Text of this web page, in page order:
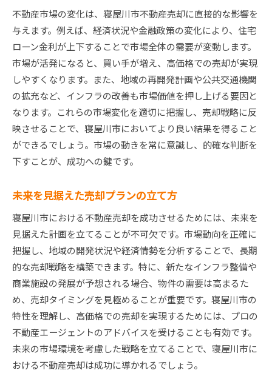
不動産市場の変化は、寝屋川市不動産売却に直接的な影響を
与えます。例えば、経済状況や金融政策の変化により、住宅
ローン金利が上下することで市場全体の需要が変動します。
市場が活発になると、買い手が増え、高価格での売却が実現
しやすくなります。また、地域の再開発計画や公共交通機関
の拡充など、インフラの改善も市場価値を押し上げる要因と
なります。これらの市場変化を適切に把握し、売却戦略に反
映させることで、寝屋川市においてより良い結果を得ること
ができるでしょう。市場の動きを常に意識し、的確な判断を
下すことが、成功への鍵です。
未来を見据えた売却プランの立て方
寝屋川市における不動産売却を成功させるためには、未来を
見据えた計画を立てることが不可欠です。市場動向を正確に
把握し、地域の開発状況や経済情勢を分析することで、長期
的な売却戦略を構築できます。特に、新たなインフラ整備や
商業施設の発展が予想される場合、物件の需要は高まるた
め、売却タイミングを見極めることが重要です。寝屋川市の
特性を理解し、高価格での売却を実現するためには、プロの
不動産エージェントのアドバイスを受けることも有効です。
未来の市場環境を考慮した戦略を立てることで、寝屋川市に
おける不動産売却は成功に導かれるでしょう。